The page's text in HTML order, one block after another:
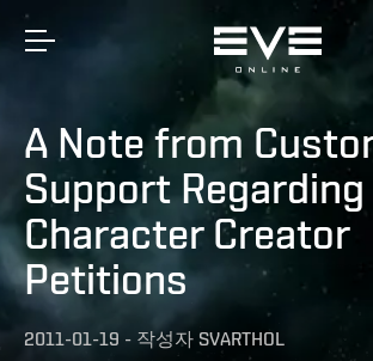
A Note from
Support Regarding
Character Creator
Petitions
2011-01-19 - 작성자 SVARTHOL